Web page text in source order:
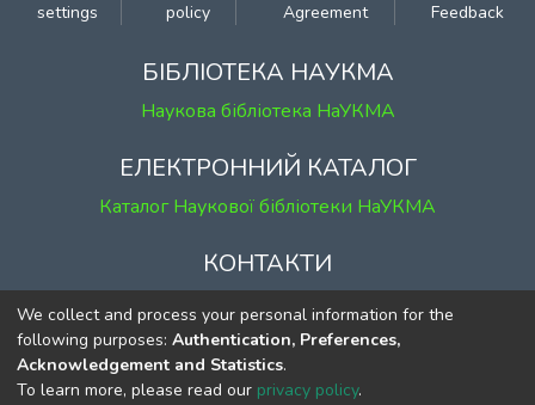
settings
policy
Agreement
Feedback
БІБЛІОТЕКА НАУКМА
Наукова бібліотека НаУКМА
ЕЛЕКТРОННИЙ КАТАЛОГ
Каталог Наукової бібліотеки НаУКМА
КОНТАКТИ
м. Київ, вул. Григорія Сковороди, 2
к. 1, к. 120
тел. (044) 463-69-31
We collect and process your personal information for the
following purposes: Authentication, Preferences,
Acknowledgement and Statistics.
To learn more, please read our privacy policy.